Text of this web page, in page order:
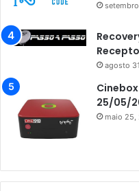
agosto
25/05/
maio 25,